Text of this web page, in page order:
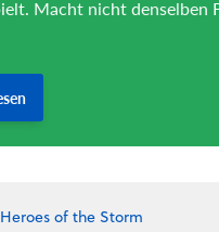
Heroes of the Storm